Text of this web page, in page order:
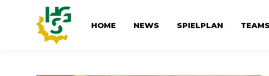
HOME NEWS SPIELPLAN TEAMS